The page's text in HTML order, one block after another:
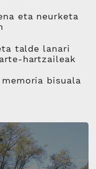
eta neurketa
talde lanari
hartzaileak
bisuala